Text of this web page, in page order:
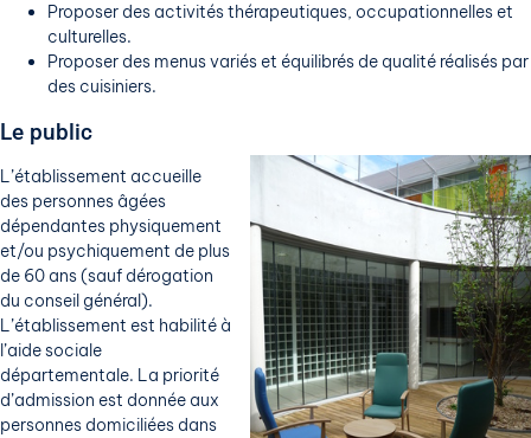
Proposer des activités thérapeutiques, occupationnelles et
culturelles.
Proposer des menus variés et équilibrés de qualité réalisés par
des cuisiniers.
Le public
L’établissement accueille
des personnes âgées
dépendantes physiquement
et/ou psychiquement de plus
de 60 ans (sauf dérogation
du conseil général).
L’établissement est habilité à
l’aide sociale
départementale. La priorité
d’admission est donnée aux
personnes domiciliées dans